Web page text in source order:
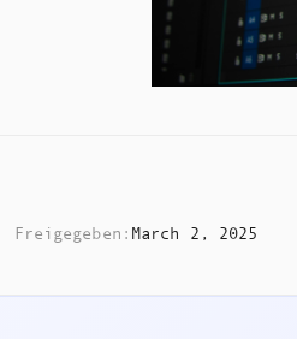
Freigegeben: March 2, 2025